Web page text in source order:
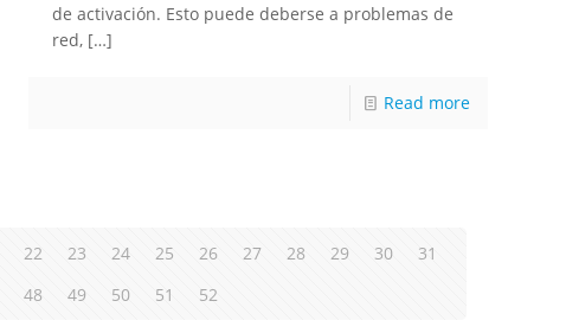
de activación. Esto puede deberse a problemas de
red, […]
Read more
22 23 24 25 26 27 28 29 30
31
48 49 50 51 52